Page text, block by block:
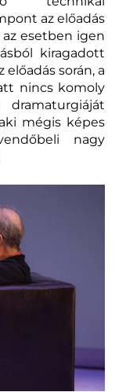
az előadás
esetben igen
kiragadott
során, a
nincs komoly
mégis képes
nagy